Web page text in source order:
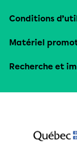
Conditions
Matériel
Recherche et